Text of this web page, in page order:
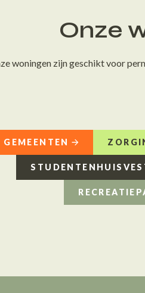
Onze
woningen zijn geschikt voor
GEMEENTEN